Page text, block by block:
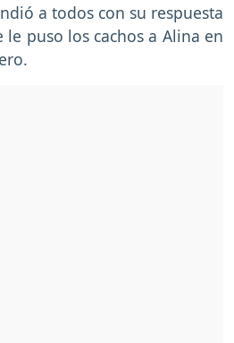
a todos con su respuesta
puso los cachos a Alina en